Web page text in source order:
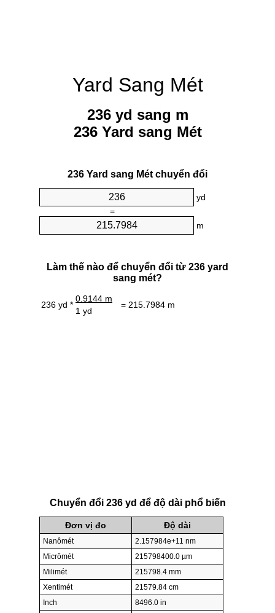
Yard Sang Mét
236 yd sang m
236 Yard sang Mét
236 Yard sang Mét chuyển đổi
yd
=
m
Làm thế nào để chuyển đổi từ 236 yard
sang mét?
236 yd *
0.9144 m
= 215.7984 m
1 yd
Chuyển đổi 236 yd để độ dài phổ biến
Đơn vị đo Độ dài
Nanômét
2.157984e+11 nm
Micrômét
215798400.0 µm
Milimét
215798.4 mm
Xentimét
21579.84 cm
Inch
8496.0 in